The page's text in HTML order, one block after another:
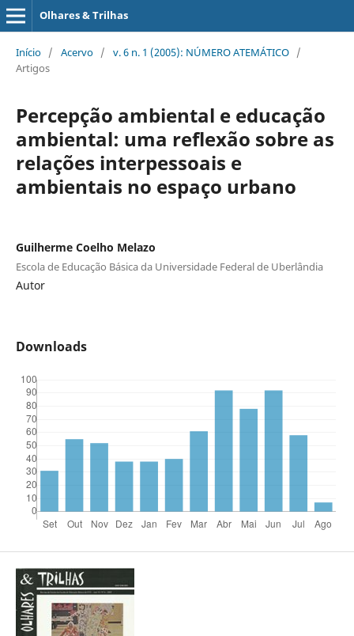
Olhares & Trilhas
Início / Acervo / v. 6 n. 1 (2005): NÚMERO ATEMÁTICO /
Artigos
Percepção ambiental e educação
ambiental: uma reflexão sobre as
relações interpessoais e
ambientais no espaço urbano
Guilherme Coelho Melazo
Escola de Educação Básica da Universidade Federal de Uberlândia
Autor
Downloads